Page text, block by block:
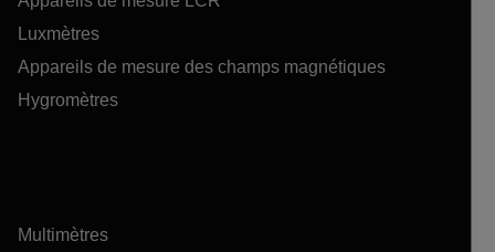
Luxmètres
Appareils de mesure des champs magnétiques
Hygromètres
Multimètres